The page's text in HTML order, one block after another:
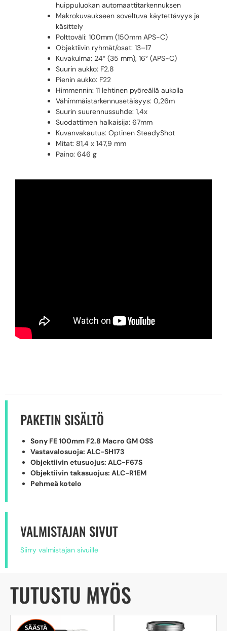
huippuluokan automaattitarkennuksen
Makrokuvaukseen soveltuva käytettävyys ja
käsittely
Polttoväli: 100mm (150mm APS-C)
Objektiivin ryhmät/osat: 13–17
Kuvakulma: 24° (35 mm), 16° (APS-C)
Suurin aukko: F2.8
Pienin aukko: F22
Himmennin: 11 lehtinen pyöreällä aukolla
Vähimmäistarkennusetäisyys: 0,26m
Suurin suurennussuhde: 1,4x
Suodattimen halkaisija: 67mm
Kuvanvakautus: Optinen SteadyShot
Mitat: 81,4 x 147,9 mm
Paino: 646 g
PAKETIN SISÄLTÖ
Sony FE 100mm F2.8 Macro GM OSS
Vastavalosuoja: ALC-SH173
Objektiivin etusuojus: ALC-F67S
Objektiivin takasuojus: ALC-R1EM
Pehmeä kotelo
VALMISTAJAN SIVUT
Siirry valmistajan sivuille
TUTUSTU MYÖS